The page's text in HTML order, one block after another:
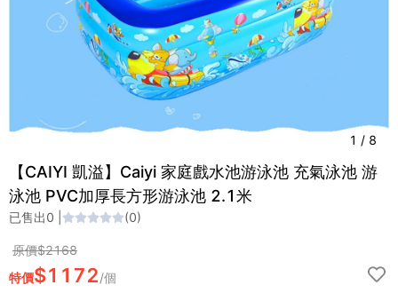
1 / 8
【CAIYI 凱溢】Caiyi 家庭戲水池游泳池 充氣泳池 游
泳池 PVC加厚長方形游泳池 2.1米
已售出0 (0)
原價$2168
特價$1172/個